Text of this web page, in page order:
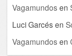
Vagamundos en
Luci Garcés en
Vagamundos en